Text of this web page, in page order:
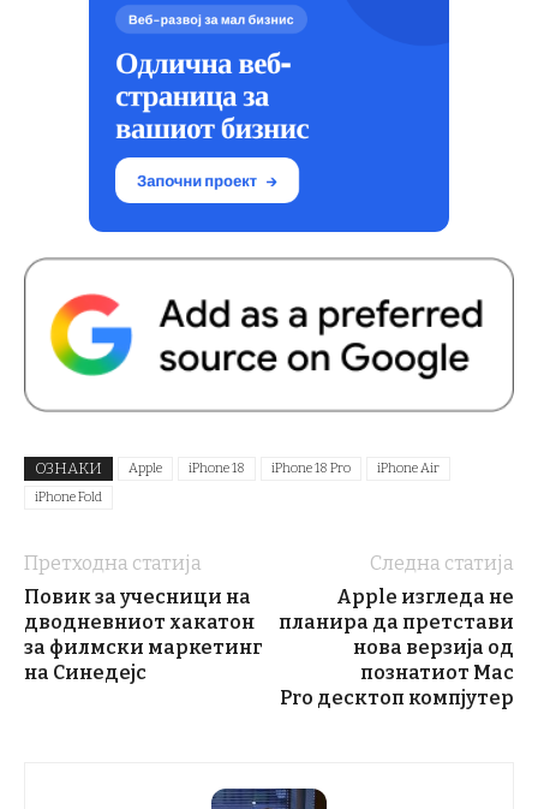
ОЗНАКИ Apple iPhone 18 iPhone 18 Pro
iPhone Air
iPhone Fold
Претходна статија
Повик за учесници на
дводневниот хакатон
за филмски маркетинг
на Синедејс
Следна статија
Apple изгледа не
планира да претстави
нова верзија од
познатиот Mac
Pro десктоп компјутер